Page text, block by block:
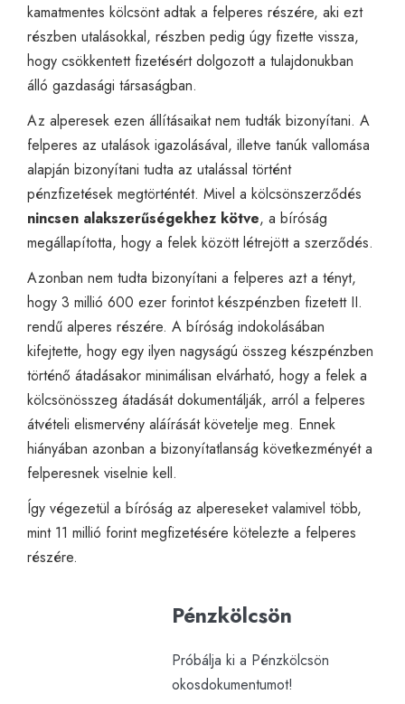
kamatmentes kölcsönt adtak a felperes részére, aki ezt
részben utalásokkal, részben pedig úgy fizette vissza,
hogy csökkentett fizetésért dolgozott a tulajdonukban
álló gazdasági társaságban.
Az alperesek ezen állításaikat nem tudták bizonyítani. A
felperes az utalások igazolásával, illetve tanúk vallomása
alapján bizonyítani tudta az utalással történt
pénzfizetések megtörténtét. Mivel a kölcsönszerződés
nincsen alakszerűségekhez kötve, a bíróság
megállapította, hogy a felek között létrejött a szerződés.
Azonban nem tudta bizonyítani a felperes azt a tényt,
hogy 3 millió 600 ezer forintot készpénzben fizetett II.
rendű alperes részére. A bíróság indokolásában
kifejtette, hogy egy ilyen nagyságú összeg készpénzben
történő átadásakor minimálisan elvárható, hogy a felek a
kölcsönösszeg átadását dokumentálják, arról a felperes
átvételi elismervény aláírását követelje meg. Ennek
hiányában azonban a bizonyítatlanság következményét a
felperesnek viselnie kell.
Így végezetül a bíróság az alpereseket valamivel több,
mint 11 millió forint megfizetésére kötelezte a felperes
részére.
Pénzkölcsön
Próbálja ki a Pénzkölcsön
okosdokumentumot!